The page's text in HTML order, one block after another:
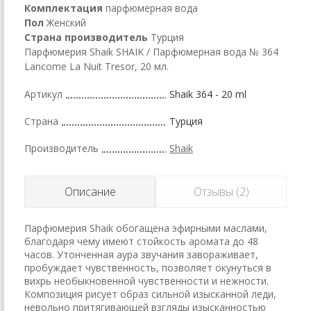
Комплектация парфюмерная вода
Пол Женский
Страна производитель Турция
Парфюмерия Shaik SHAIK / Парфюмерная вода № 364
Lancome La Nuit Tresor, 20 мл.
Артикул Shaik 364 - 20 ml
Страна Турция
Производитель Shaik
Описание Отзывы (2)
Парфюмерия Shaik обогащена эфирными маслами,
благодаря чему имеют стойкость аромата до 48
часов. Утонченная аура звучания завораживает,
пробуждает чувственность, позволяет окунуться в
вихрь необыкновенной чувственности и нежности.
Композиция рисует образ сильной изысканной леди,
невольно притягивающей взгляды изысканностью